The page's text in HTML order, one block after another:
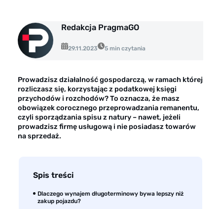
Case study klientów
Dla mediów
Redakcja PragmaGO
29.11.2023 5 min czytania
Prowadzisz działalność gospodarczą, w ramach której
rozliczasz się, korzystając z podatkowej księgi
przychodów i rozchodów? To oznacza, że masz
obowiązek corocznego przeprowadzania remanentu,
czyli sporządzania spisu z natury – nawet, jeżeli
prowadzisz firmę usługową i nie posiadasz towarów
na sprzedaż.
Spis treści
Dlaczego wynajem długoterminowy bywa lepszy niż
zakup pojazdu?